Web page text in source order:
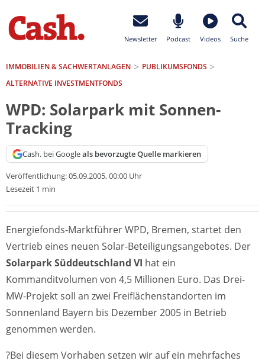
Newsletter Podcast Videos Suche
IMMOBILIEN & SACHWERTANLAGEN
PUBLIKUMSFONDS
ALTERNATIVE INVESTMENTFONDS
WPD: Solarpark mit Sonnen-
Tracking
Cash. bei Googleals bevorzugte Quelle markieren
Veröffentlichung:05.09.2005, 00:00 Uhr
Lesezeit 1 min
Energiefonds-Marktführer WPD, Bremen, startet den
Vertrieb eines neuen Solar-Beteiligungsangebotes. Der
Solarpark Süddeutschland VI hat ein
Kommanditvolumen von 4,5 Millionen Euro. Das Drei-
MW-Projekt soll an zwei Freiflächenstandorten im
Sonnenland Bayern bis Dezember 2005 in Betrieb
genommen werden.
?Bei diesem Vorhaben setzen wir auf ein mehrfaches